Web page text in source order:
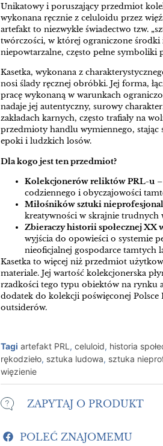
Unikatowy i poruszający przedmiot
wykonana ręcznie z celuloidu przez
artefakt to niezwykłe świadectwo tzw.
twórczości, w której ograniczone
niepowtarzalne, często pełne
Kasetka, wykonana z
nosi ślady ręcznej obróbki. Jej forma,
pracę wykonaną w warunkach
nadaje jej autentyczny, surowy
zakładach karnych, często trafiały na
przedmioty handlu wymiennego,
epoki i ludzkich losów.
Dla kogo jest ten przedmiot?
Kolekcjonerów reliktów PRL-u
codziennego i obyczajowości
Miłośników sztuki
kreatywności w skrajnie trudnych
Zbieraczy historii społecznej XX
wyjścia do opowieści o systemie
nieoficjalnej gospodarce tamtych
Kasetka to więcej niż przedmiot
materiale. Jej wartość kolekcjonerska
rzadkości tego typu obiektów na rynku
dodatek do kolekcji poświęconej
outsiderów.
Tagi artefakt PRL, celuloid, historia
rękodzieło, sztuka ludowa, sztuka
więzienie
ZAPYTAJ O PRODUKT
POLEĆ ZNAJOMEMU